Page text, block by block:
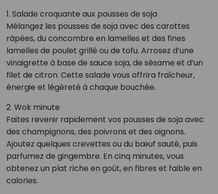
1. Salade croquante aux pousses de soja
Mélangez les pousses de soja avec des carottes
râpées, du concombre en lamelles et des fines
lamelles de poulet grillé ou de tofu. Arrosez d’une
vinaigrette à base de sauce soja, de sésame et d’un
filet de citron. Cette salade vous offrira fraîcheur,
énergie et légèreté à chaque bouchée.
2. Wok minute
Faites revenir rapidement vos pousses de soja avec
des champignons, des poivrons et des oignons.
Ajoutez quelques crevettes ou du bœuf sauté, puis
parfumez de gingembre. En cinq minutes, vous
obtenez un plat riche en goût, en fibres et faible en
calories.